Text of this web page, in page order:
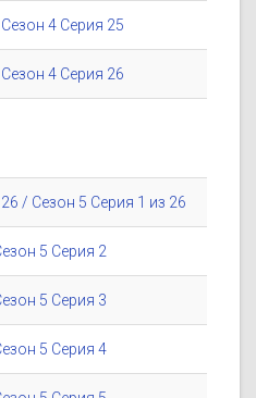
4 Серия 25
4 Серия 26
/ Сезон 5 Серия 1 из 26
5 Серия 2
5 Серия 3
5 Серия 4